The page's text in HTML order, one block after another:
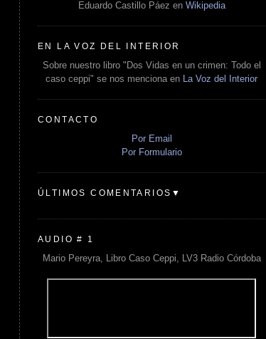
Eduardo Castillo Páez en Wikipedia
EN LA VOZ DEL INTERIOR
Sobre nuestro libro "Dos Vidas en un crimen: Todo el
caso ceppi" se nos menciona en
La Voz del Interior
CONTACTO
Por Email
Por Formulario
ÚLTIMOS COMENTARIOS▼
AUDIO # 1
Mario Pereyra, Libro Caso Ceppi, LV3 Radio Córdoba